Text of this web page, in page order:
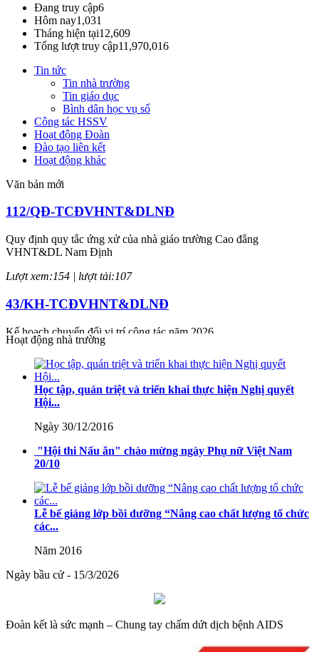
Đang truy cập6
Hôm nay1,031
Tháng hiện tại12,609
Tổng lượt truy cập11,970,016
Tin tức
Tin nhà trường
Tin giáo dục
Bình dân học vụ số
Công tác HSSV
Hoạt động Đoàn
Đào tạo liên kết
Hoạt động khác
Văn bản mới
112/QĐ-TCĐVHNT&DLNĐ
Quy định quy tắc ứng xử của nhà giáo trường Cao đẳng
VHNT&DL Nam Định
Lượt xem:154 | lượt tải:107
43/KH-TCĐVHNT&DLNĐ
Kế hoạch chuyển đổi vị trí công tác năm 2026
Lượt xem:246 | lượt tải:148
238/2025/NĐ-CP
Quy định về chính sách học phí, miễn, giảm, hỗ trợ học phí, hỗ trợ
chi phí học tập và giá dịch vụ trong lĩnh vực giáo dục, đào tạo
Lượt xem:349 | lượt tải:227
Nghị quyết số 71-NQ/TWcủa Bộ Chính trị về đột phá phát triển
giáo dục và đào tạo
08/2025/TT-BGDĐT
Thông tư số 08/2025/TT-BGDĐT của Bộ Giáo dục và Đào tạo:
Quy định thời hạn lưu trữ hồ sơ, tài liệu thuộc lĩnh vực giáo dục và
đào tạo
Hoạt động nhà trường
Học tập, quán triệt và triển khai thực hiện Nghị quyết
Hội...
Ngày 30/12/2016
"Hội thi Nấu ăn" chào mừng ngày Phụ nữ Việt Nam
20/10
Lễ bế giảng lớp bồi dưỡng “Nâng cao chất lượng tổ chức
các...
Năm 2016
Ngày bầu cử - 15/3/2026
Đoàn kết là sức mạnh – Chung tay chấm dứt dịch bệnh AIDS